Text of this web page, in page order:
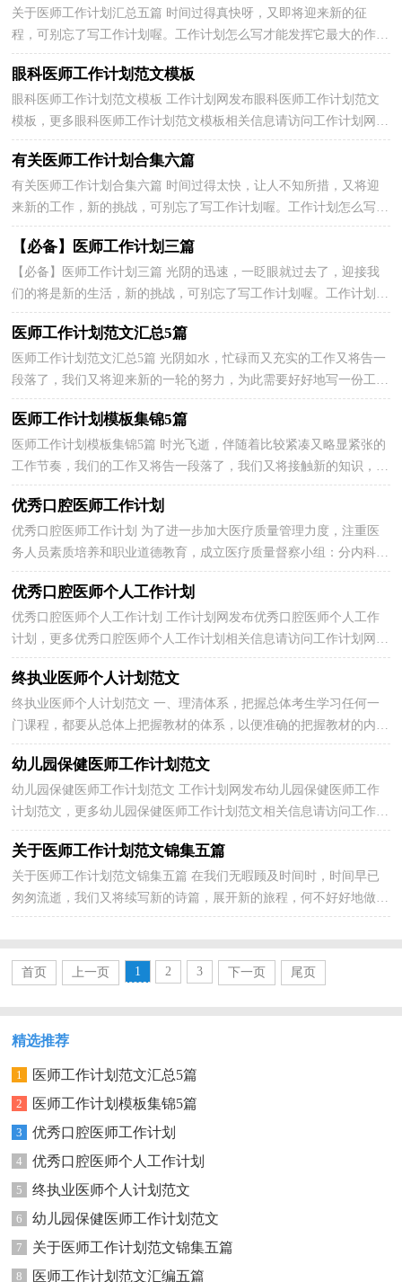
关于医师工作计划汇总五篇 时间过得真快呀，又即将迎来新的征
程，可别忘了写工作计划喔。工作计划怎么写才能发挥它最大的作用
呢？下面是关于医师工作计划5篇，仅供参考，欢迎大家阅读...
眼科医师工作计划范文模板
眼科医师工作计划范文模板 工作计划网发布眼科医师工作计划范文
模板，更多眼科医师工作计划范文模板相关信息请访问工作计划网工
作计划频道。★工作计划是行政活动中使用范围...
有关医师工作计划合集六篇
有关医师工作计划合集六篇 时间过得太快，让人不知所措，又将迎
来新的工作，新的挑战，可别忘了写工作计划喔。工作计划怎么写才
能发挥它最大的作用呢？下面是关于医师工作计划6篇，仅供...
【必备】医师工作计划三篇
【必备】医师工作计划三篇 光阴的迅速，一眨眼就过去了，迎接我
们的将是新的生活，新的挑战，可别忘了写工作计划喔。工作计划怎
么写才能发挥它最大的作用呢？下面是关于医师工作计划3...
医师工作计划范文汇总5篇
医师工作计划范文汇总5篇 光阴如水，忙碌而又充实的工作又将告一
段落了，我们又将迎来新的一轮的努力，为此需要好好地写一份工作
计划了。好的工作计划是什么样的呢？下面是小编为大...
医师工作计划模板集锦5篇
医师工作计划模板集锦5篇 时光飞逝，伴随着比较紧凑又略显紧张的
工作节奏，我们的工作又将告一段落了，我们又将接触新的知识，学
习新的技能，积累新的经验，写一份工作计划，为接下来的工...
优秀口腔医师工作计划
优秀口腔医师工作计划 为了进一步加大医疗质量管理力度，注重医
务人员素质培养和职业道德教育，成立医疗质量督察小组：分内科系
统、外科系统、门诊、医技等小组，负责规范、督察全...
优秀口腔医师个人工作计划
优秀口腔医师个人工作计划 工作计划网发布优秀口腔医师个人工作
计划，更多优秀口腔医师个人工作计划相关信息请访问工作计划网工
作计划频道。★工作计划是行政活动中使用范围...
终执业医师个人计划范文
终执业医师个人计划范文 一、理清体系，把握总体考生学习任何一
门课程，都要从总体上把握教材的体系，以便准确的把握教材的内
容。要做到这一点，考生可通过阅读教材目录来掌握教材...
幼儿园保健医师工作计划范文
幼儿园保健医师工作计划范文 工作计划网发布幼儿园保健医师工作
计划范文，更多幼儿园保健医师工作计划范文相关信息请访问工作计
划网工作计划频道。新的学期开学了，随着秋天的...
关于医师工作计划范文锦集五篇
关于医师工作计划范文锦集五篇 在我们无暇顾及时间时，时间早已
匆匆流逝，我们又将续写新的诗篇，展开新的旅程，何不好好地做个
工作计划呢？那么我们该怎么去写工作计划呢？以下是小编...
首页 上一页 1 2 3 下一页 尾页
精选推荐
1 医师工作计划范文汇总5篇
2 医师工作计划模板集锦5篇
3 优秀口腔医师工作计划
4 优秀口腔医师个人工作计划
5 终执业医师个人计划范文
6 幼儿园保健医师工作计划范文
7 关于医师工作计划范文锦集五篇
8 医师工作计划范文汇编五篇